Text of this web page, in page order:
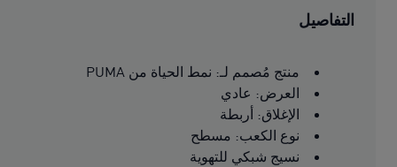
التفاصيل
منتج مُصمم لـ: نمط الحياة من PUMA
العرض: عادي
الإغلاق: أربطة
نوع الكعب: مسطح
نسيج شبكي للتهوية